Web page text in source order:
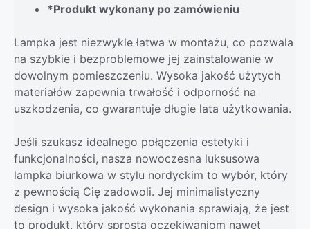
*Produkt wykonany po zamówieniu
Lampka jest niezwykle łatwa w montażu, co pozwala
na szybkie i bezproblemowe jej zainstalowanie w
dowolnym pomieszczeniu. Wysoka jakość użytych
materiałów zapewnia trwałość i odporność na
uszkodzenia, co gwarantuje długie lata użytkowania.
Jeśli szukasz idealnego połączenia estetyki i
funkcjonalności, nasza nowoczesna luksusowa
lampka biurkowa w stylu nordyckim to wybór, który
z pewnością Cię zadowoli. Jej minimalistyczny
design i wysoka jakość wykonania sprawiają, że jest
to produkt, który sprosta oczekiwaniom nawet